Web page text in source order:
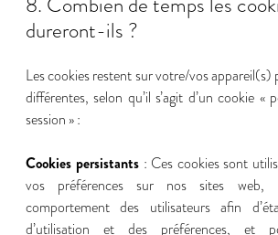
dureront-ils ?
Les cookies restent sur votre/vos appareil(s)
différentes, selon qu’il s’agit d’un cookie «
session » :
Cookies persistants : Ces cookies sont
vos préférences sur nos sites web,
comportement des utilisateurs afin
d’utilisation et des préférences, et